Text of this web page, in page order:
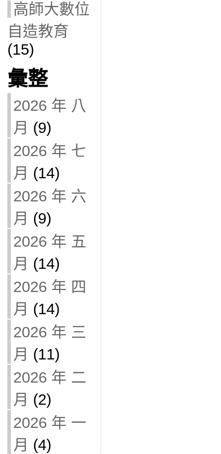
高師大數位
自造教育
(15)
彙整
2026 年 八
月 (9)
2026 年 七
月 (14)
2026 年 六
月 (9)
2026 年 五
月 (14)
2026 年 四
月 (14)
2026 年 三
月 (11)
2026 年 二
月 (2)
2026 年 一
月 (4)